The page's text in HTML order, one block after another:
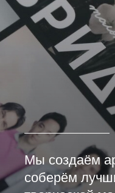
Мы создаём
соберём